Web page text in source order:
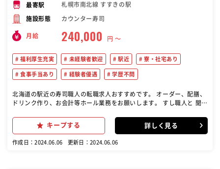
最寄駅 札幌市南北線 すすきの駅
施設形態 カウンター寿司
月給 240,000 円 〜
福利厚生充実 未経験者歓迎 駅近 寮・社宅あり
食事手当あり 経験者優遇 学歴不問
北海道の駅近の寿司職人の転職求人おすすめです。 オーダー、配膳、
ドリンク作り、お会計等ホール業務をお願いします。 すし職人と 聞く
くな方 ばかりで、とても明るい雰囲気の店内です！ チームで助け合う
風土なので、一人で不明点を抱え込む心配はございません。未経験者
募ください。 異業種からの挑戦も応援しております
キープする 詳しく見る
作成日：2024.06.06 更新日：2024.06.06